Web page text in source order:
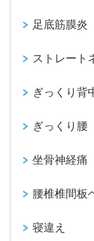
足底筋膜炎
ストレート
ぎっくり背
ぎっくり腰
坐骨神経痛
腰椎椎間板
寝違え